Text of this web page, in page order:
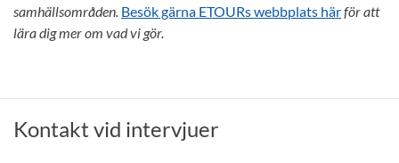
samhällsområden. Besök gärna ETOURs webbplats härför att
lära dig mer om vad vi gör.
Kontakt vid intervjuer